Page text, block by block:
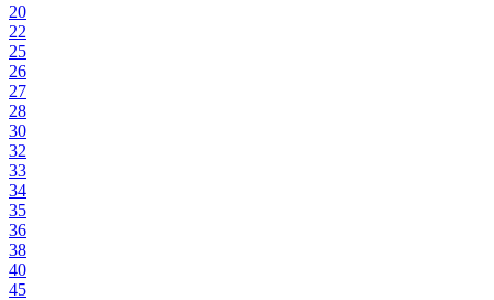
20
22
25
26
27
28
30
32
33
34
35
36
38
40
45